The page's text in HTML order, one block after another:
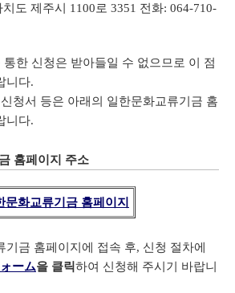
도 제주시 1100로 3351 전화: 064-710-
한 신청은 받아들일 수 없으므로 이 점
니다.
청서 등은 아래의 일한문화교류기금 홈
니다.
홈페이지 주소
문화교류기금 홈페이지
금 홈페이지에 접속 후, 신청 절차에
ーム을 클릭하여 신청해 주시기 바랍니